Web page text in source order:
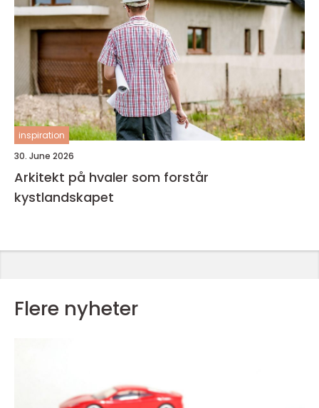
inspiration
30. June 2026
Arkitekt på hvaler som forstår
kystlandskapet
Flere nyheter